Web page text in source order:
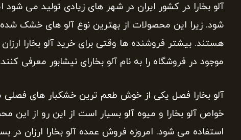
آلو بخارا در کشور ایران در شهر های زیادی تولید می شود
شود. زیرا این محصولات از بهترین نوع آلو های خشک
هستند. بیشتر فروشنده ها وقتی برای خرید آلو بخارا
موجود در فروشگاه را به نام آلو بخارای نیشابور معرفی کنند.
آلو بخارا فصل یکی از خوش طعم ترین خشکبار های
خواص آلو بخارا و میوه آلو بسیار است از این رو از این
استفاده می شود. امروزه فروش عمده آلو بخارا ارزان در